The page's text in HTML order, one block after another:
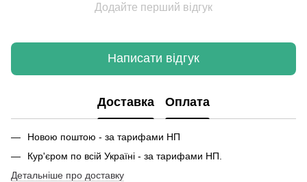
Додайте перший відгук
Написати відгук
Доставка Оплата
Новою поштою - за тарифами НП
Кур'єром по всій Україні - за тарифами НП.
Детальніше про доставку